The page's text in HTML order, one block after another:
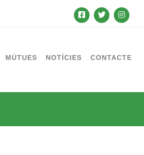
MÚTUES NOTÍCIES CONTACTE